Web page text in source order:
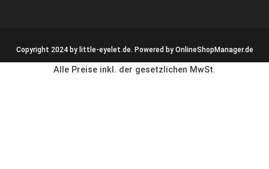
Copyright 2024 by little-eyelet.de. Powered by OnlineShopManager.de
Alle Preise inkl. der gesetzlichen MwSt.